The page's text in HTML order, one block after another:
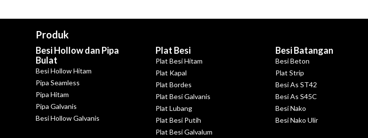
Produk
Besi Hollow dan Pipa
Bulat
Besi Hollow Hitam
Pipa Seamless
Pipa Hitam
Pipa Galvanis
Besi Hollow Galvanis
Plat Besi
Plat Besi Hitam
Plat Kapal
Plat Bordes
Plat Besi Galvanis
Plat Lubang
Plat Besi Putih
Plat Besi Galvalum
Besi Batangan
Besi Beton
Plat Strip
Besi As ST42
Besi As S45C
Besi Nako
Besi Nako Ulir